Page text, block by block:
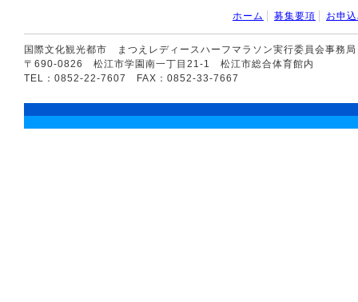
ホーム 募集要項 お申
国際文化観光都市 まつえレディースハーフマラソン実行委員会事務局
〒690-0826 松江市学園南一丁目21-1 松江市総合体育館内
TEL：0852-22-7607 FAX：0852-33-7667